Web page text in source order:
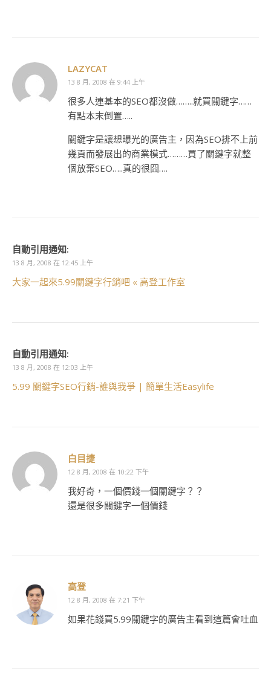
LAZYCAT
13 8 月, 2008 在 9:44 上午
很多人連基本的SEO都沒做……..就買關鍵字……
有點本末倒置…..
關鍵字是讓想曝光的廣告主，因為SEO排不上前
幾頁而發展出的商業模式………買了關鍵字就整
個放棄SEO…..真的很囧….
自動引用通知:
13 8 月, 2008 在 12:45 上午
大家一起來5.99關鍵字行銷吧 « 高登工作室
自動引用通知:
13 8 月, 2008 在 12:03 上午
5.99 關鍵字SEO行銷-誰與我爭 | 簡單生活Easylife
白目捷
12 8 月, 2008 在 10:22 下午
我好奇，一個價錢一個關鍵字？？
還是很多關鍵字一個價錢
高登
12 8 月, 2008 在 7:21 下午
如果花錢買5.99關鍵字的廣告主看到這篇會吐血